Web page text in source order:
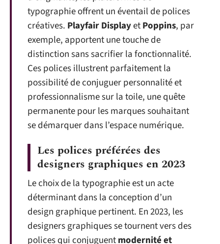
typographie offrent un éventail de polices
créatives. Playfair DisplayetPoppins, par
exemple, apportent une touche de
distinction sans sacrifier la fonctionnalité.
Ces polices illustrent parfaitement la
possibilité de conjuguer personnalité et
professionnalisme sur la toile, une quête
permanente pour les marques souhaitant
se démarquer dans l’espace numérique.
Les polices préférées des
designers graphiques en 2023
Le choix de la typographie est un acte
déterminant dans la conception d’un
design graphique pertinent. En 2023, les
designers graphiques se tournent vers des
polices qui conjuguentmodernité et